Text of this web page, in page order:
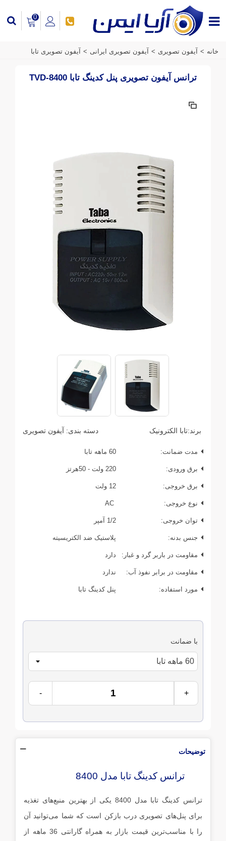
0
خانه > آیفون تصویری > آیفون تصویری ایرانی > آیفون تصویری تابا
ترانس آیفون تصویری پنل کدینگ تابا TVD-8400
برند:تابا الکترونیک دسته بندی: آیفون تصویری
مدت ضمانت: 60 ماهه تابا
برق ورودی: 220 ولت - 50هرتز
برق خروجی: 12 ولت
نوع خروجی:
توان خروجی: 1/2 آمپر
جنس بدنه: پلاستیک ضد الکتریسیته
مقاومت در باربر گرد و غبار: دارد
مقاومت در برابر نفوذ آب: ندارد
مورد استفاده: پنل کدینگ تابا
با ضمانت
- +
توضیحات
ترانس کدینگ تابا مدل 8400
ترانس کدینگ تابا مدل 8400 یکی از بهترین منبع‌های تغذیه
برای پنل‌های تصویری درب بازکن است که شما می‌توانید آن
را با مناسب‌ترین قیمت بازار به همراه گارانتی 36 ماهه از